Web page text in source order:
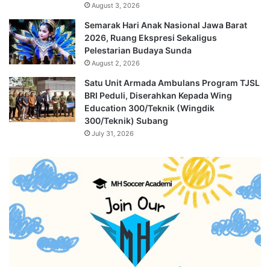
August 3, 2026
Semarak Hari Anak Nasional Jawa Barat
2026, Ruang Ekspresi Sekaligus
Pelestarian Budaya Sunda
August 2, 2026
Satu Unit Armada Ambulans Program TJSL
BRI Peduli, Diserahkan Kepada Wing
Education 300/Teknik (Wingdik
300/Teknik) Subang
July 31, 2026